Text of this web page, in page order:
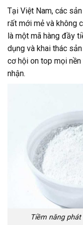
Tại Việt Nam, các
rất mới mẻ và không
là một mã hàng đầy
dụng và khai thác
cơ hội on top mọi
nhận.
Tiềm năng